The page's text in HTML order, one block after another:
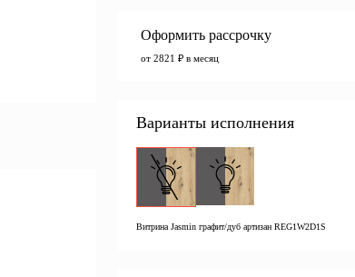
Оформить рассрочку
от 2821 ₽ в месяц
Варианты исполнения
Витрина Jasmin графит/дуб артизан REG1W2D1S